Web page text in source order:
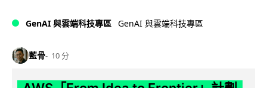
GenAI 與雲端科技專區 GenAI 與雲端科技專區
藍骨 10 分